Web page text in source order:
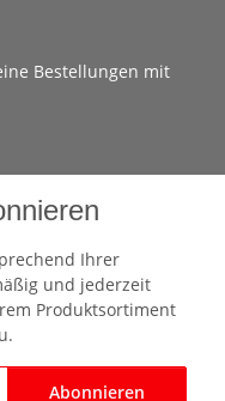
Bestellungen mit
Ihrer
und jederzeit
Produktsortiment
Abonnieren